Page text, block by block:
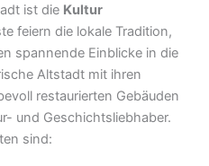
ist die Kultur
feiern die lokale Tradition,
spannende Einblicke in die
Altstadt mit ihren
restaurierten Gebäuden
und Geschichtsliebhaber.
sind: